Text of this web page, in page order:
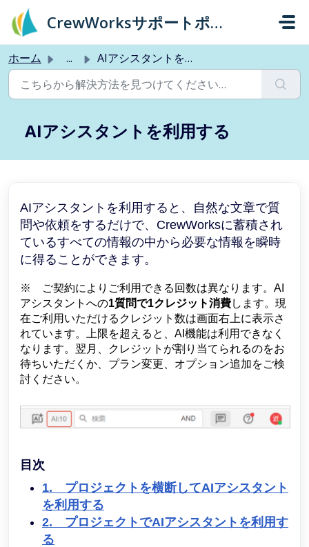
メインコンテンツに移動
CrewWorksサポートポータル
ホーム ... AIアシスタントを利用する
AIアシスタントを利用する
AIアシスタントを利用すると、自然な文章で質
問や依頼をするだけで、CrewWorksに蓄積され
ているすべての情報の中から必要な情報を瞬時
に得ることができます。
※ ご契約によりご利用できる回数は異なります。AI
アシスタントへの1質問で1クレジット消費します。現
在ご利用いただけるクレジット数は画面右上に表示さ
れています。
上限を超えると、AI機能は利用できなく
なります。翌月、クレジットが割り当てられるのをお
待ちいただくか、プラン変更、オプション追加をご検
討ください。
目次
1. プロジェクトを横断してAIアシスタント
を利用する
2. プロジェクトでAIアシスタントを利用す
る